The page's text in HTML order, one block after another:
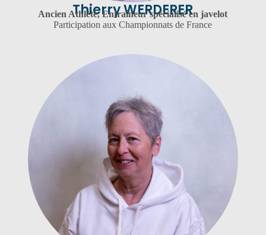
Thierry WERDERER
Ancien Athlète, Entraîneur spécialisé en javelot
Participation aux Championnats de France